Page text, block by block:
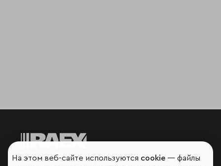
Мир сквозь призму рейтингов
На этом веб-сайте используются cookie — файлы